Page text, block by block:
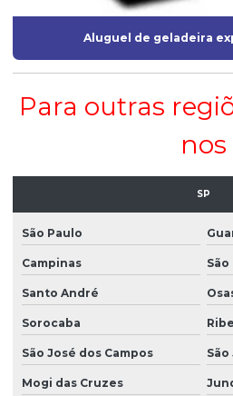
Aluguel de geladeira
Para outras
nos
SP
São Paulo
Campinas
Santo André
Sorocaba
São José dos Campos
Mogi das Cruzes